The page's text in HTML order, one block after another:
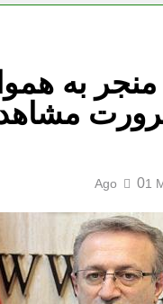
منجر به
01